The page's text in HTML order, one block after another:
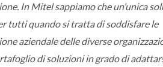
In Mitel sappiamo che un’unica
tutti quando si tratta di soddisfare le
aziendale delle diverse
di soluzioni in grado di